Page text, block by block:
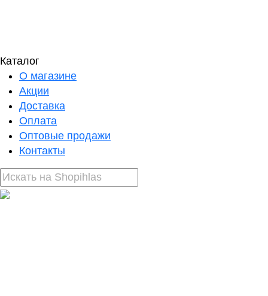
Каталог
О магазине
Акции
Доставка
Оплата
Оптовые продажи
Контакты